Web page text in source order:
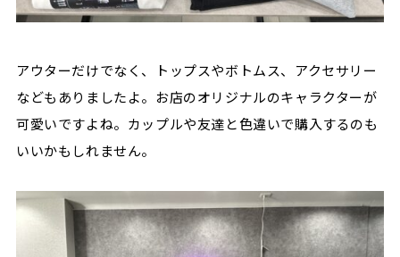
アウターだけでなく、トップスやボトムス、アクセサリー
などもありましたよ。お店のオリジナルのキャラクターが
可愛いですよね。カップルや友達と色違いで購入するのも
いいかもしれません。